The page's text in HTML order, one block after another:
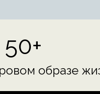
образе